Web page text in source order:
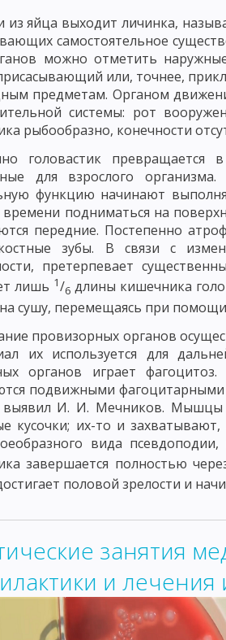
МИКРООРГАНИЗМОВ ПИТАНИЕ И
И АРОМАТИЧЕСКИЕ ВЕЩЕСТВА
БАКТЕРИЙ МЕТОДЫ
КУЛЬТИВИРОВАНИЕ
РИККЕТСКИЙ И ВИРУСОВ
ПОЧВЫ МИКРОФЛОРА ВОДЫ
КРУГОВОРОТ УГЛЕРОДА В ПРИРОДЕ
ДЕЙСТВИЕ ФИЗИЧЕСКИХ ФАКТОРОВ
АНТИБИОТИКИ ВАЖНЕЙШИЕ
ВЫДЕЛЕННЫЕ ИЗ ВЫСШИХ РАСТЕНИЙ
БАКТЕРИОФАГ И БАКТЕРИОФАГИЯ
ФАГОВ В ПРИРОДЕ
ГЕНЕТИКА МИКРООРГАНИЗМОВ
РЕКОМБИНАЦИ - КОНЪЮГАЦИЯ
ПРОЦЕССЕ ФАКТОРЫ,
ИНФЕКЦИОННОГО ПРОЦЕССА
ЗАЩИТНАЯ ФУНКЦИЯ
АНТИТЕЛА КЛЕТОЧНЫЕ
РЕАКЦИЙ ДЛЯ ДИАГНОСТИКИ
из яйца выходит личинка,
самостоятельное
можно отметить
или, точнее,
предметам. Органом
системы: рот
рыбообразно, конечности
головастик
для взрослого
функцию начинают
подниматься на
передние. Постепенно
зубы. В связи с
претерпевает
лишь 1/6 длины кишечника
сушу, перемещаясь при
провизорных органов
их используется для
органов играет
подвижными
И. И. Мечников. Мышцы
кусочки; их-то и
вида
завершается полностью
половой зрелости и
занятия
и